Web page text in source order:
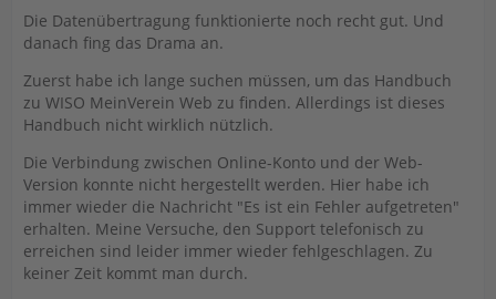
Die Datenübertragung funktionierte noch recht gut. Und
danach fing das Drama an.
Zuerst habe ich lange suchen müssen, um das Handbuch
zu WISO MeinVerein Web zu finden. Allerdings ist dieses
Handbuch nicht wirklich nützlich.
Die Verbindung zwischen Online-Konto und der Web-
Version konnte nicht hergestellt werden. Hier habe ich
immer wieder die Nachricht "Es ist ein Fehler aufgetreten"
erhalten. Meine Versuche, den Support telefonisch zu
erreichen sind leider immer wieder fehlgeschlagen. Zu
keiner Zeit kommt man durch.